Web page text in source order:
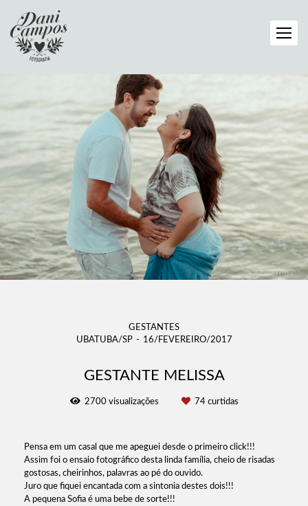
GESTANTES
UBATUBA/SP
16/FEVEREIRO/2017
GESTANTE MELISSA
2700visualizações 74curtidas
Pensa em um casal que me apeguei desde o primeiro click!!!
Assim foi o ensaio fotográfico desta linda família, cheio de risadas
gostosas, cheirinhos, palavras ao pé do ouvido.
Juro que fiquei encantada com a sintonia destes dois!!!
A pequena Sofia é uma bebe de sorte!!!